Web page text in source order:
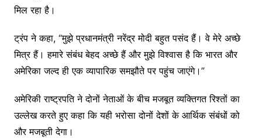
मिल रहा है।
ट्रंप ने कहा, “मुझे प्रधानमंत्री नरेंद्र मोदी बहुत पसंद हैं। वे मेरे अच्छे
मित्र हैं। हमारे संबंध बेहद अच्छे हैं और मुझे विश्वास है कि भारत और
अमेरिका जल्द ही एक व्यापारिक समझौते पर पहुंच जाएंगे।”
अमेरिकी राष्ट्रपति ने दोनों नेताओं के बीच मजबूत व्यक्तिगत रिश्तों का
उल्लेख करते हुए कहा कि यही भरोसा दोनों देशों के आर्थिक संबंधों को
और मजबूती देगा।